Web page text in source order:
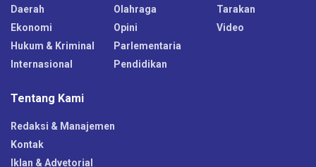
Daerah
Ekonomi
Hukum & Kriminal
Internasional
Olahraga
Opini
Parlementaria
Pendidikan
Tarakan
Video
Tentang Kami
Redaksi & Manajemen
Kontak
Iklan & Advetorial